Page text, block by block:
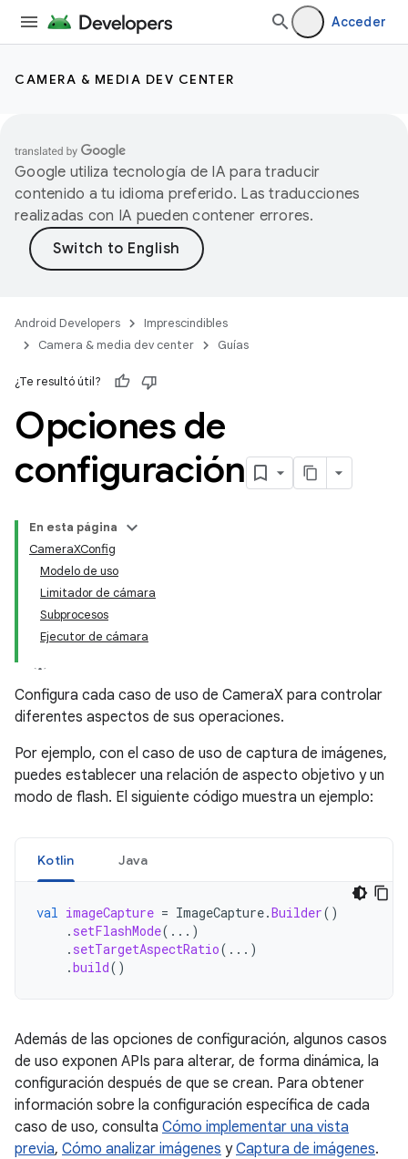
Acceder
CAMERA & MEDIA DEV CENTER
Google utiliza tecnología de IA para traducir
contenido a tu idioma preferido. Las traducciones
realizadas con IA pueden contener errores.
Android Developers
Imprescindibles
Camera & media dev center
Guías
¿Te resultó útil?
Opciones de
configuración
En esta página
CameraXConfig
Modelo de uso
Limitador de cámara
Subprocesos
Ejecutor de cámara
Configura cada caso de uso de CameraX para controlar
diferentes aspectos de sus operaciones.
Por ejemplo, con el caso de uso de captura de imágenes,
puedes establecer una relación de aspecto objetivo y un
modo de flash. El siguiente código muestra un ejemplo:
Kotlin Java
val imageCapture = ImageCapture.Builder()
. setFlashMode(...)
. setTargetAspectRatio(...)
.build()
Además de las opciones de configuración, algunos casos
de uso exponen APIs para alterar, de forma dinámica, la
configuración después de que se crean. Para obtener
información sobre la configuración específica de cada
caso de uso, consulta Cómo implementar una vista
previa, Cómo analizar imágenes yCaptura de imágenes.